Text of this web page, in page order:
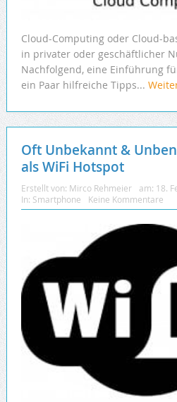
Cloud-Computing oder Cloud-
in privater oder geschäftlicher
Nachfolgend, eine Einführung
ein Paar hilfreiche Tipps...
Oft Unbekannt &
als WiFi Hotspot
Erstellt von: Mirco Rehmeier am: 18.
In: Smartphone Keine Kommentare